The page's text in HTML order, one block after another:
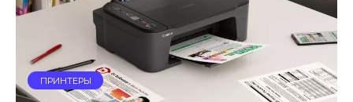
ПРИНТЕРЫ